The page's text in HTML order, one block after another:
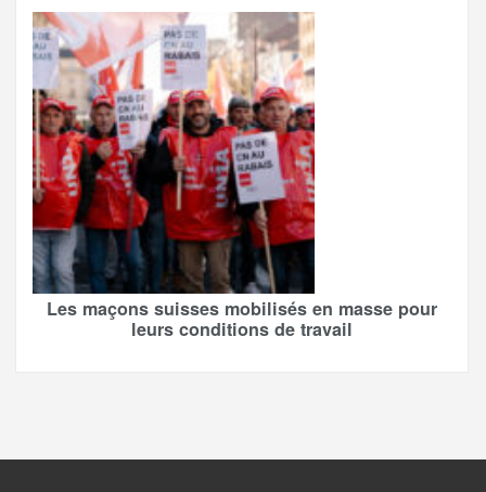
Les maçons suisses mobilisés en masse pour
leurs conditions de travail